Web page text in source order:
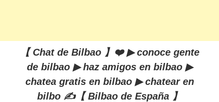
【 Chat de Bilbao 】❤️ ▶ conoce gente
de bilbao ▶ haz amigos en bilbao ▶
chatea gratis en bilbao ▶ chatear en
bilbo ✍️【 Bilbao de España 】